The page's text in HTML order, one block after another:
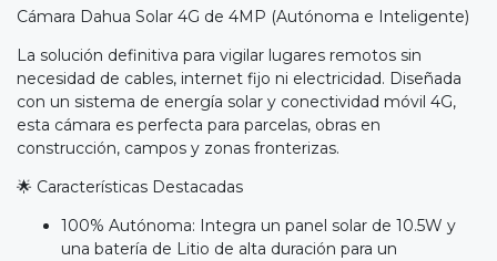
Cámara Dahua Solar 4G de 4MP (Autónoma e Inteligente)
La solución definitiva para vigilar lugares remotos sin
necesidad de cables, internet fijo ni electricidad. Diseñada
con un sistema de energía solar y conectividad móvil 4G,
esta cámara es perfecta para parcelas, obras en
construcción, campos y zonas fronterizas.
🌟 Características Destacadas
100% Autónoma: Integra un panel solar de 10.5W y
una batería de Litio de alta duración para un